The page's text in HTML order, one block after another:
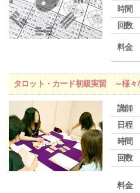
時間
回数
料金
タロット・カード初級実習 ～様々
講師
日程
時間
回数
料金